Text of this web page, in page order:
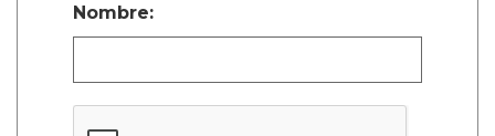
Nombre: